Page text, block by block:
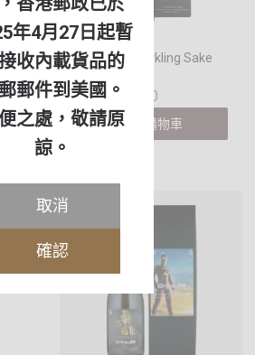
酒
Garyubai Sparkling Sake
720ml
HKD $738.00
加入購物車
年4月27日起暫
收內載貨品的
郵件到美國。
之處，敬請原
諒。
取消
確認